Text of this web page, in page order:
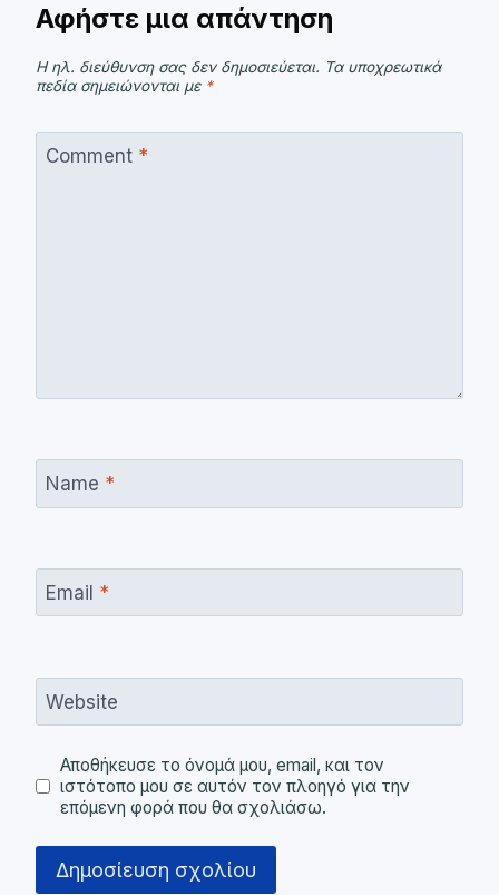
Αφήστε μια απάντηση
Η ηλ. διεύθυνση σας δεν δημοσιεύεται. Τα υποχρεωτικά
πεδία σημειώνονται με *
Comment *
Name *
Email *
Website
Αποθήκευσε το όνομά μου, email, και τον
ιστότοπο μου σε αυτόν τον πλοηγό για την
επόμενη φορά που θα σχολιάσω.